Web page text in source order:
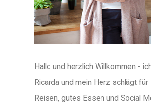
Hallo und herzlich Willkommen -
Ricarda und mein Herz schlägt für
Reisen, gutes Essen und Social